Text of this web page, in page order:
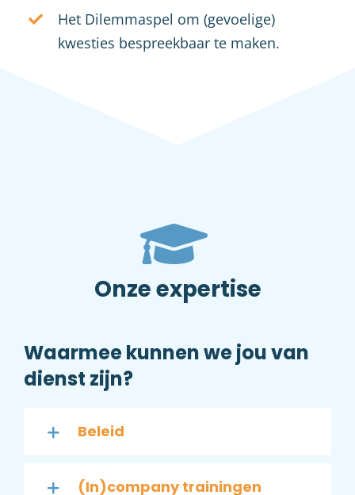
Het Dilemmaspel om (gevoelige)
kwesties bespreekbaar te maken.
Onze expertise
Waarmee kunnen we jou van
dienst zijn?
Beleid
(In)company trainingen